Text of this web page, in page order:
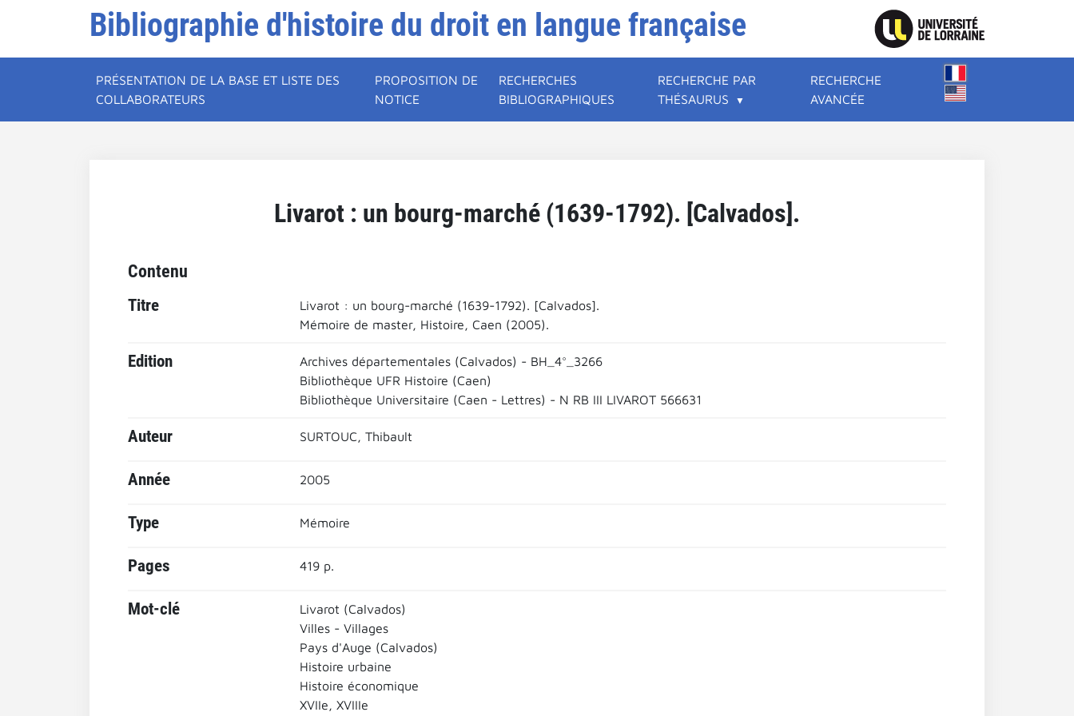
Bibliographie d'histoire du droit en langue française
PRÉSENTATION DE LA BASE ET LISTE DES
COLLABORATEURS
PROPOSITION DE
NOTICE
RECHERCHES
BIBLIOGRAPHIQUES
RECHERCHE PAR
THÉSAURUS
RECHERCHE
AVANCÉE
Livarot : un bourg-marché (1639-1792). [Calvados].
Contenu
Titre
Livarot : un bourg-marché (1639-1792). [Calvados].
Mémoire de master, Histoire, Caen (2005).
Edition
Archives départementales (Calvados) - BH_4°_3266
Bibliothèque UFR Histoire (Caen)
Bibliothèque Universitaire (Caen - Lettres) - N RB III LIVAROT 566631
Auteur SURTOUC, Thibault
Année 2005
Type Mémoire
Pages 419 p.
Mot-clé
Livarot (Calvados)
Villes - Villages
Pays d'Auge (Calvados)
Histoire urbaine
Histoire économique
XVIIe, XVIIIe